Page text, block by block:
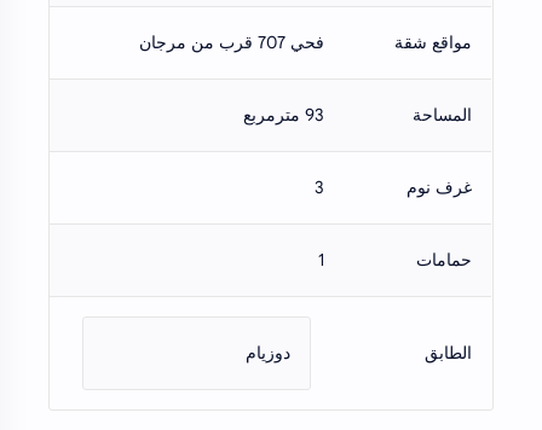
مواقع شقة فحي 707 قرب من مرجان
المساحة 93 مترمربع
غرف نوم 3
حمامات 1
الطابق دوزيام